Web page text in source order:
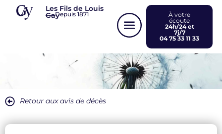
Panneau de gestion des cookies
Les Fils de Louis
GayDepuis 1871
À votre
écoute
24h/24 et
7j/7
04 75 33 11 33
Retour aux avis de décès